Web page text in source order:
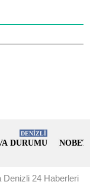
DURUMU
DENİZLİ
24 Haberleri